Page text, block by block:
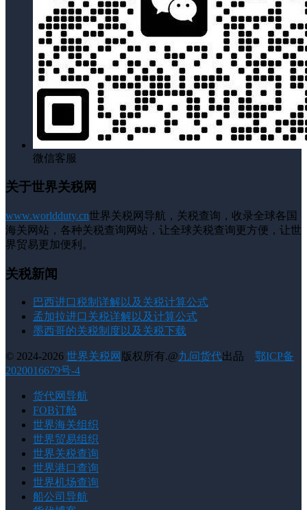
微信客服
关于世界关税网
www.worldduty.cn世界关税网导航，关税查询，收录全球各国
海关网站，各种关税查询网站，让全球关税查询更方便，让世
界贸易更加便利。
关税新闻
巴西进口税制详解以及关税计算公式
孟加拉进口关税详解以及计算公式
墨西哥的关税制度以及关税下载
© 2024-2026 世界关税网 版权所有.@九问货代出品 鄂ICP备
2020016679号-4
货代网导航
FOB订舱
世界海关组织
世界贸易组织
世界关税查询
世界港口查询
世界机场查询
船公司导航